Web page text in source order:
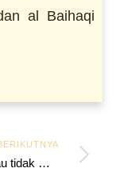
al Baihaqi
Jika Engkau tidak Malu maka Berbuatlah Sesukamu